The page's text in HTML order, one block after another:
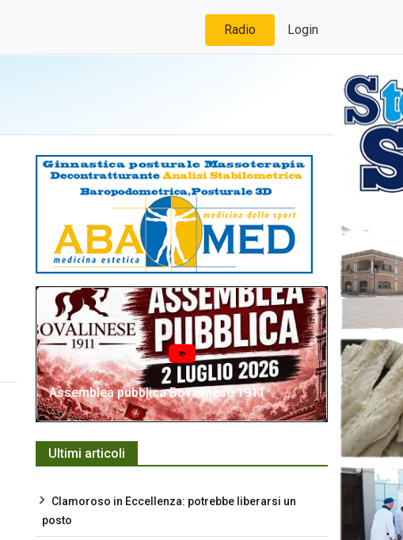
Radio Login
Assemblea pubblica Bovalinese 1911
Ultimi articoli
Clamoroso in Eccellenza: potrebbe liberarsi un
posto